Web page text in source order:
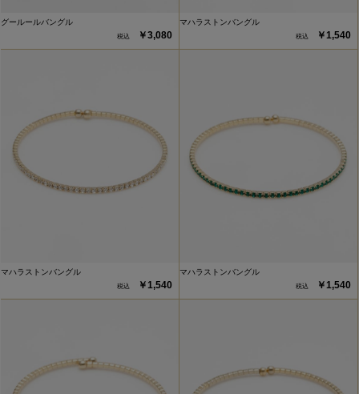
グールールバングル
￥3,080
マハラストンバングル
￥1,540
マハラストンバングル
￥1,540
マハラストンバングル
￥1,540